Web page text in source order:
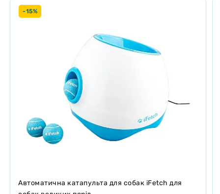
-15%
Автоматична катапульта для собак iFetch для